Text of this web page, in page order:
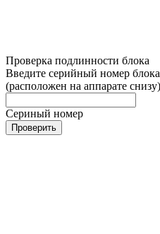
Проверка подлинности блока
Введите серийный номер
(расположен на аппарате
Сериный номер
Проверить